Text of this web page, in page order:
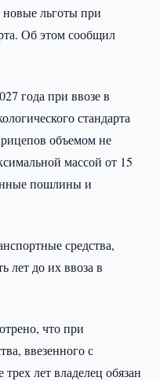
льготы при
Об этом сообщил
года при ввозе в
стандарта
объемом не
массой от 15
пошлины и
средства,
лет до их ввоза в
что при
ввезенного с
лет владелец обязан